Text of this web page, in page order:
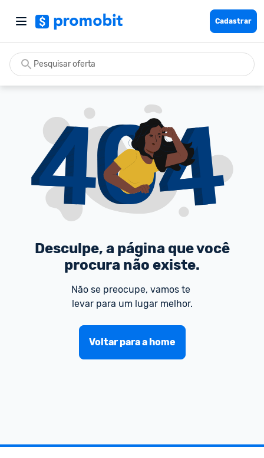
Cadastrar
Desculpe, a página que você
procura não existe.
Não se preocupe, vamos te
levar para um lugar melhor.
Voltar para a home